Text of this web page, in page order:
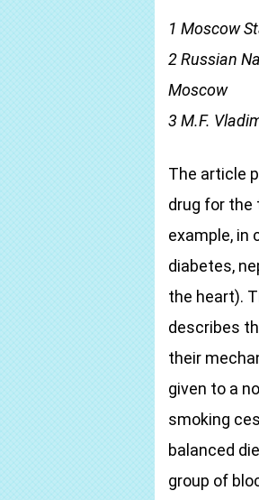
1 Moscow
2Russian
Moscow
3M.F.
The article
drug for
example, in
diabetes,
the heart).
describes
their
given to a
smoking
balanced
group of